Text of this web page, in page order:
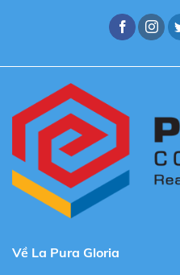
Về La Pura Gloria